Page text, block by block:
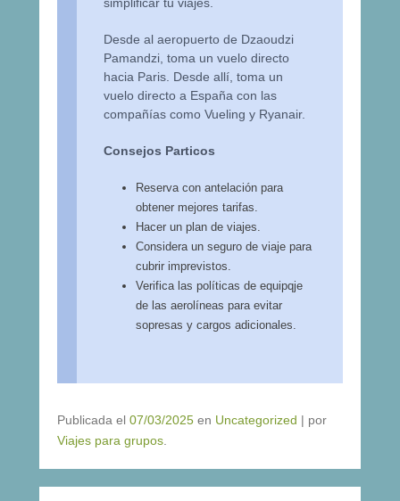
Desde al aeropuerto de Dzaoudzi
Pamandzi, toma un vuelo directo
hacia Paris. Desde allí, toma un
vuelo directo a España con las
compañías como Vueling y Ryanair.
Consejos Particos
Reserva con antelación para
obtener mejores tarifas.
Hacer un plan de viajes.
Considera un seguro de viaje para
cubrir imprevistos.
Verifica las políticas de equipqje
de las aerolíneas para evitar
sopresas y cargos adicionales.
Publicada el 07/03/2025 en Uncategorized | por
Viajes para grupos